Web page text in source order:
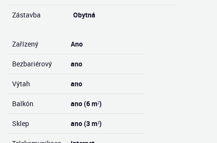
Zástavba Obytná
Zařízený Ano
Bezbariérový ano
Výtah ano
Balkón ano (6 m²)
Sklep ano (3 m²)